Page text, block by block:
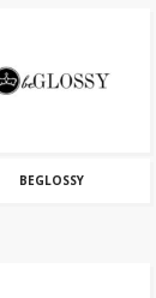
BEGLOSSY